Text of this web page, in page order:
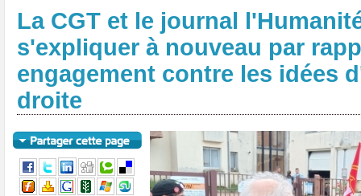
La CGT et le journal
s'expliquer à nouveau par
engagement contre les idées
droite